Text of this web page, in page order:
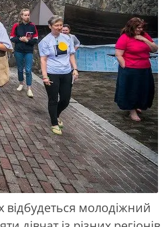
відбудеться молодіжний